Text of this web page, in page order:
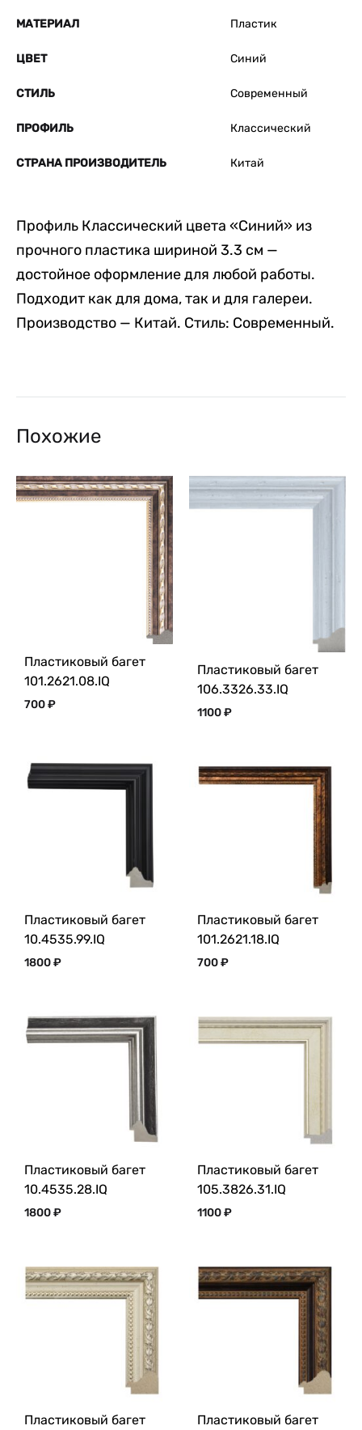
МАТЕРИАЛ Пластик
ЦВЕТ Синий
СТИЛЬ Современный
ПРОФИЛЬ Классический
СТРАНА ПРОИЗВОДИТЕЛЬ Китай
Профиль Классический цвета «Синий» из
прочного пластика шириной 3.3 см —
достойное оформление для любой работы.
Подходит как для дома, так и для галереи.
Производство — Китай. Стиль: Современный.
Похожие
Пластиковый багет
101.2621.08.IQ
700₽
Пластиковый багет
106.3326.33.IQ
1100₽
Пластиковый багет
10.4535.99.IQ
1800₽
Пластиковый багет
101.2621.18.IQ
700₽
Пластиковый багет
10.4535.28.IQ
1800₽
Пластиковый багет
105.3826.31.IQ
1100₽
Пластиковый багет
Пластиковый багет